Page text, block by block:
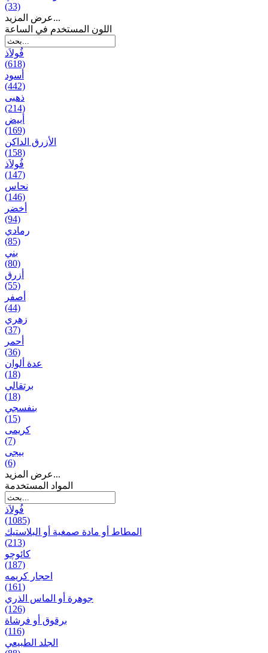
(33)
عرض المزيد...
اللون المستخدم في الساعة
فُولاَذ
(618)
أسود
(442)
ذهبی
(214)
أبيض
(169)
الأزرق الداكن
(158)
فُولاَذ
(147)
نحاس
(146)
أخضر
(94)
رمادي
(85)
بني
(80)
أزرق
(55)
أصفر
(44)
زهري
(37)
أحمر
(36)
عدة ألوان
(18)
برتقالي
(18)
بنفسجي
(15)
کریمی
(7)
بيجی
(6)
عرض المزيد...
المواد المستخدمة
فُولاَذ
(1085)
المطاط أو مادة صمغية أو البلاستيك
(213)
کائوچو
(187)
احجار کریمه
(161)
جوهرة أو الماس الذري
(126)
برقوق أو فرشاة
(116)
الجلد الطبيعي